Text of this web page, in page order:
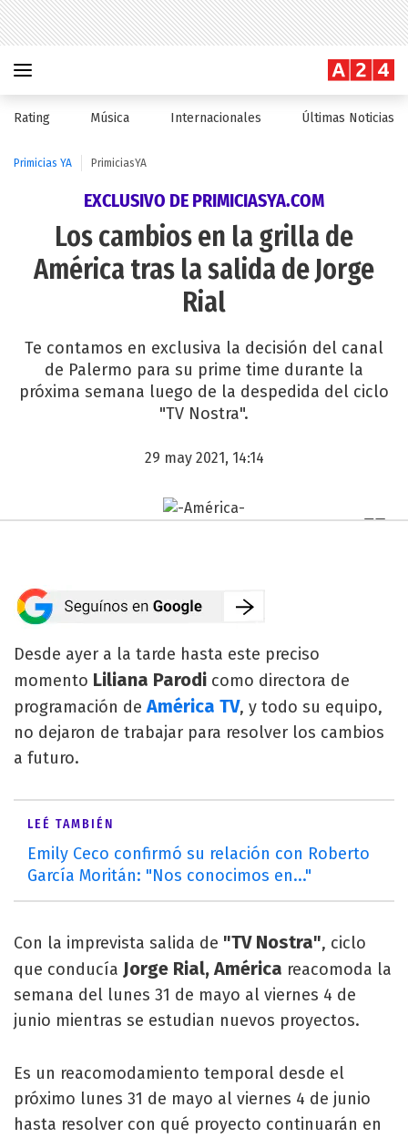
Rating Música Internacionales Últimas Noticias
Primicias YA PrimiciasYA
EXCLUSIVO DE PRIMICIASYA.COM
Los cambios en la grilla de
América tras la salida de Jorge
Rial
Te contamos en exclusiva la decisión del canal
de Palermo para su prime time durante la
próxima semana luego de la despedida del ciclo
"TV Nostra".
29 may 2021, 14:14
Desde ayer a la tarde hasta este preciso
momento Liliana Parodi como directora de
programación deAmérica TV, y todo su equipo,
no dejaron de trabajar para resolver los cambios
a futuro.
LEÉ TAMBIÉN
Emily Ceco confirmó su relación con Roberto
García Moritán: "Nos conocimos en..."
Con la imprevista salida de "TV Nostra", ciclo
que conducía Jorge Rial, América reacomoda la
semana del lunes 31 de mayo al viernes 4 de
junio mientras se estudian nuevos proyectos.
Es un reacomodamiento temporal desde el
próximo lunes 31 de mayo al viernes 4 de junio
hasta resolver con qué proyecto continuarán en